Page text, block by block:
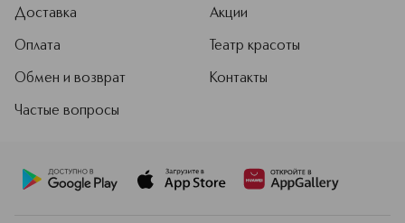
Доставка
Оплата
Обмен и возврат
Частые вопросы
Акции
Театр красоты
Контакты